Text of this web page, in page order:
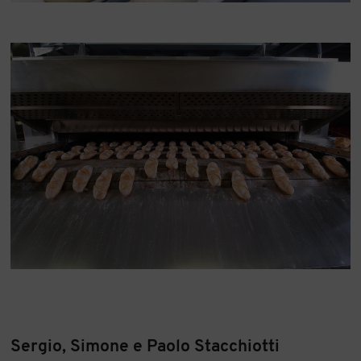
Sergio, Simone e Paolo Stacchiotti